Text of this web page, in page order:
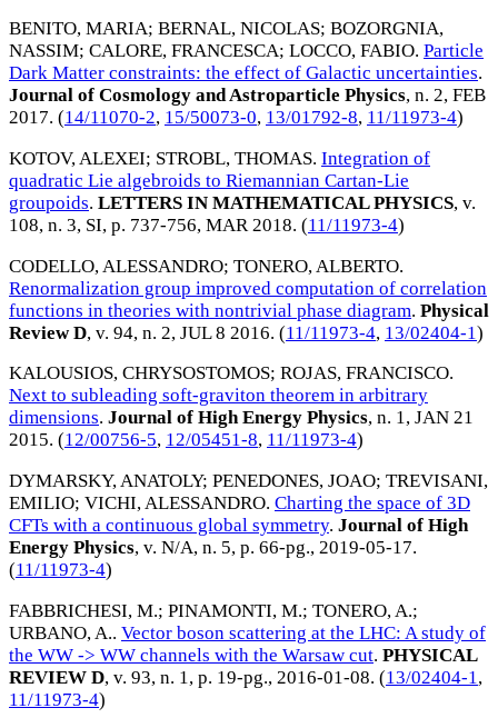
BENITO, MARIA; BERNAL, NICOLAS; BOZORGNIA,
NASSIM; CALORE, FRANCESCA; LOCCO, FABIO. Particle
Dark Matter constraints: the effect of Galactic uncertainties.
Journal of Cosmology and Astroparticle Physics, n. 2, FEB
2017. (14/11070-2, 15/50073-0, 13/01792-8, 11/11973-4)
KOTOV, ALEXEI; STROBL, THOMAS. Integration of
quadratic Lie algebroids to Riemannian Cartan-Lie
groupoids. LETTERS IN MATHEMATICAL PHYSICS, v.
108, n. 3, SI, p. 737-756, MAR 2018. (11/11973-4)
CODELLO, ALESSANDRO; TONERO, ALBERTO.
Renormalization group improved computation of correlation
functions in theories with nontrivial phase diagram. Physical
Review D, v. 94, n. 2, JUL 8 2016. (11/11973-4, 13/02404-1)
KALOUSIOS, CHRYSOSTOMOS; ROJAS, FRANCISCO.
Next to subleading soft-graviton theorem in arbitrary
dimensions. Journal of High Energy Physics, n. 1, JAN 21
2015. (12/00756-5, 12/05451-8, 11/11973-4)
DYMARSKY, ANATOLY; PENEDONES, JOAO; TREVISANI,
EMILIO; VICHI, ALESSANDRO. Charting the space of 3D
CFTs with a continuous global symmetry. Journal of High
Energy Physics, v. N/A, n. 5, p. 66-pg., 2019-05-17.
(11/11973-4)
FABBRICHESI, M.; PINAMONTI, M.; TONERO, A.;
URBANO, A.. Vector boson scattering at the LHC: A study of
the WW -> WW channels with the Warsaw cut. PHYSICAL
REVIEW D, v. 93, n. 1, p. 19-pg., 2016-01-08. (13/02404-1,
11/11973-4)